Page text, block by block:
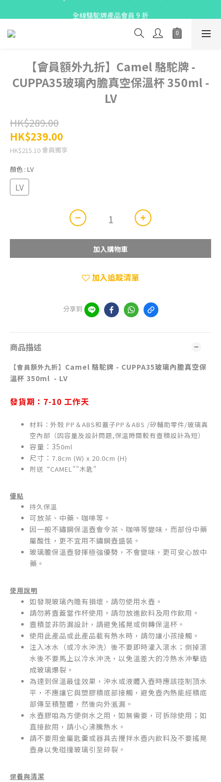
X Pay ！  新註冊用戶首單滿$80 即減$30
全線駱駝牌產品會員 9 折
購物折實滿$300可享免運費
【會員額外九折】Camel 駱駝牌 -
CUPPA35玻璃內膽真空保溫杯 350ml -
LV
HK$289.00
HK$239.00
HK$215.10 會員獨享
顏色 : LV
LV
加入購物車
加入追蹤清單
分享到
商品描述
【會員額外九折】 Camel 駱駝牌 - CUPPA35玻璃內膽真空保
溫杯 350ml - LV
發貨期： 7-10 工作天
材料： 外殼 PP＆ABS和蓋子PP＆ABS /矽輔助零件/玻璃真
空內部（因容量及設計問題,保溫時間較有壺積設計為短）
容量：350ml
尺寸： 7.8cm (W) x 20.0cm (H)
附送“CAMEL""木匙"
優點
持久保溫
可放茶、中藥、咖啡等。
因一般不鏽鋼保溫壺會令茶、咖啡等變味，而部份中藥
屬酸性，更不宜用不鏽鋼壺盛裝。
玻璃膽保溫壺發揮極強優勢，不會變味，更可安心放中
藥。
使用說明
如發現玻璃內贍有損壞，請勿使用水壺。
請勿將壼蓋當作杯使用。請勿放進飲料及用作飲用。
壼積並非防漏設計，請避免搖晃或倒轉保溫杯。
使用此產品或此產品載有熱水時，請勿讓小孩接觸。
注入冰水（或冷水沖洗）後不要即時灌入滾水；倒掉滾
水後不要馬上以冷水沖洗，以免溫差大的冷熱水沖擊造
成玻璃爆裂。
為達到保溫最佳效果，沖水或液體入壺時應該控制頂水
平，不應讓它與塑膠積底部接觸，避免壺內熱能經積底
部傳至積整體，然後向外溅漏。
水壺膠咀為方便倒水之用，如無需要，可拆除使用；如
直接飲用，請小心沸騰熱水。
請不要用金屬匙羹或器具去攪拌水壺内飲料及不要搖晃
壺身以免碰撞玻璃引至碎裂。
保養與清潔